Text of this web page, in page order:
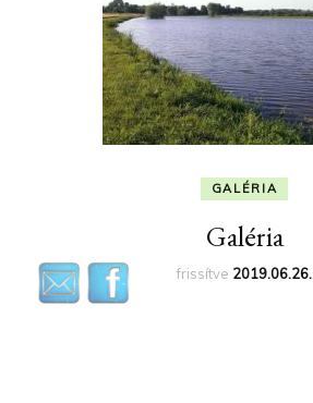
GALÉRIA
Galéria
frissítve 2019.06.26.